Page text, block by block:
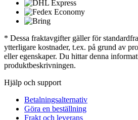
* Dessa fraktavgifter gäller för
ytterligare kostnader, t.ex. på grund av
eller egenskaper. Du hittar denna
produktbeskrivningen.
Hjälp och support
Betalningsalternativ
Göra en beställning
Frakt och leverans